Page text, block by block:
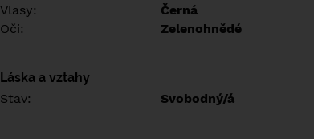
Vlasy:
Černá
Oči:
Zelenohnědé
Láska a vztahy
Stav:
Svobodný/á